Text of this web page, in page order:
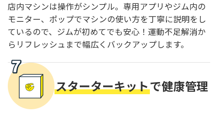
店内マシンは操作がシンプル。専用アプリやジム内の
モニター、ポップでマシンの使い方を丁寧に説明をし
ているので、ジムが初めてでも安心！運動不足解消か
らリフレッシュまで幅広くバックアップします。
スターターキットで健康管理